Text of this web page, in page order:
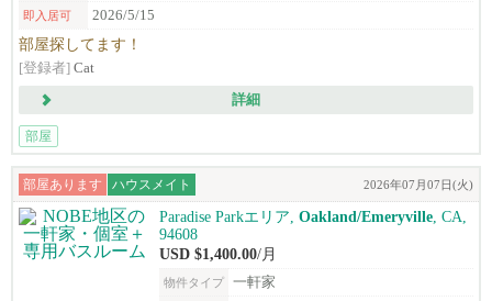
即入居可 2026/5/15
部屋探してます！
[登録者] Cat
詳細
部屋
部屋あります ハウスメイト 2026年07月07日(火)
Paradise Parkエリア, Oakland/Emeryville , CA,
94608
USD $1,400.00/月
物件タイプ 一軒家